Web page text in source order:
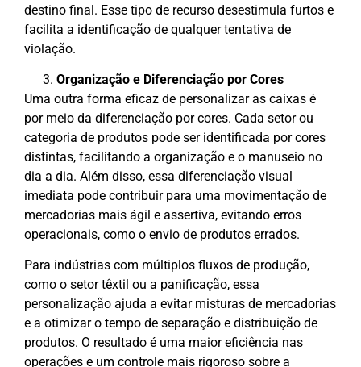
destino final. Esse tipo de recurso desestimula furtos e
facilita a identificação de qualquer tentativa de
violação.
Organização e Diferenciação por Cores
Uma outra forma eficaz de personalizar as caixas é
por meio da diferenciação por cores. Cada setor ou
categoria de produtos pode ser identificada por cores
distintas, facilitando a organização e o manuseio no
dia a dia. Além disso, essa diferenciação visual
imediata pode contribuir para uma movimentação de
mercadorias mais ágil e assertiva, evitando erros
operacionais, como o envio de produtos errados.
Para indústrias com múltiplos fluxos de produção,
como o setor têxtil ou a panificação, essa
personalização ajuda a evitar misturas de mercadorias
e a otimizar o tempo de separação e distribuição de
produtos. O resultado é uma maior eficiência nas
operações e um controle mais rigoroso sobre a